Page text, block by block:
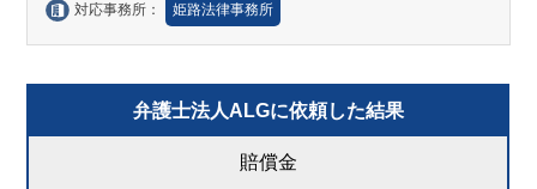
対応事務所： 姫路法律事務所
弁護士法人ALGに依頼した結果
賠償金